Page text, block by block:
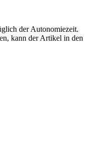
der Autonomiezeit.
kann der Artikel in den